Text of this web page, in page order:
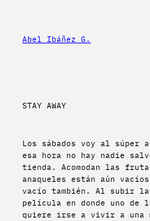
contenido
Abel Ibáñez G.
STAY AWAY
Los sábados voy al súper
esa hora no hay nadie
tienda. Acomodan las
anaqueles están aún
vacío también. Al subir
película en donde uno de
quiere irse a vivir a una